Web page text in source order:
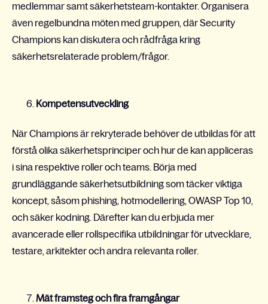
medlemmar samt säkerhetsteam-kontakter. Organisera
även regelbundna möten med gruppen, där Security
Champions kan diskutera och rådfråga kring
säkerhetsrelaterade problem/frågor.
Kompetensutveckling
När Champions är rekryterade behöver de utbildas för att
förstå olika säkerhetsprinciper och hur de kan appliceras
i sina respektive roller och teams. Börja med
grundläggande säkerhetsutbildning som täcker viktiga
koncept, såsom phishing, hotmodellering, OWASP Top 10,
och säker kodning. Därefter kan du erbjuda mer
avancerade eller rollspecifika utbildningar för utvecklare,
testare, arkitekter och andra relevanta roller.
Mät framsteg och fira framgångar